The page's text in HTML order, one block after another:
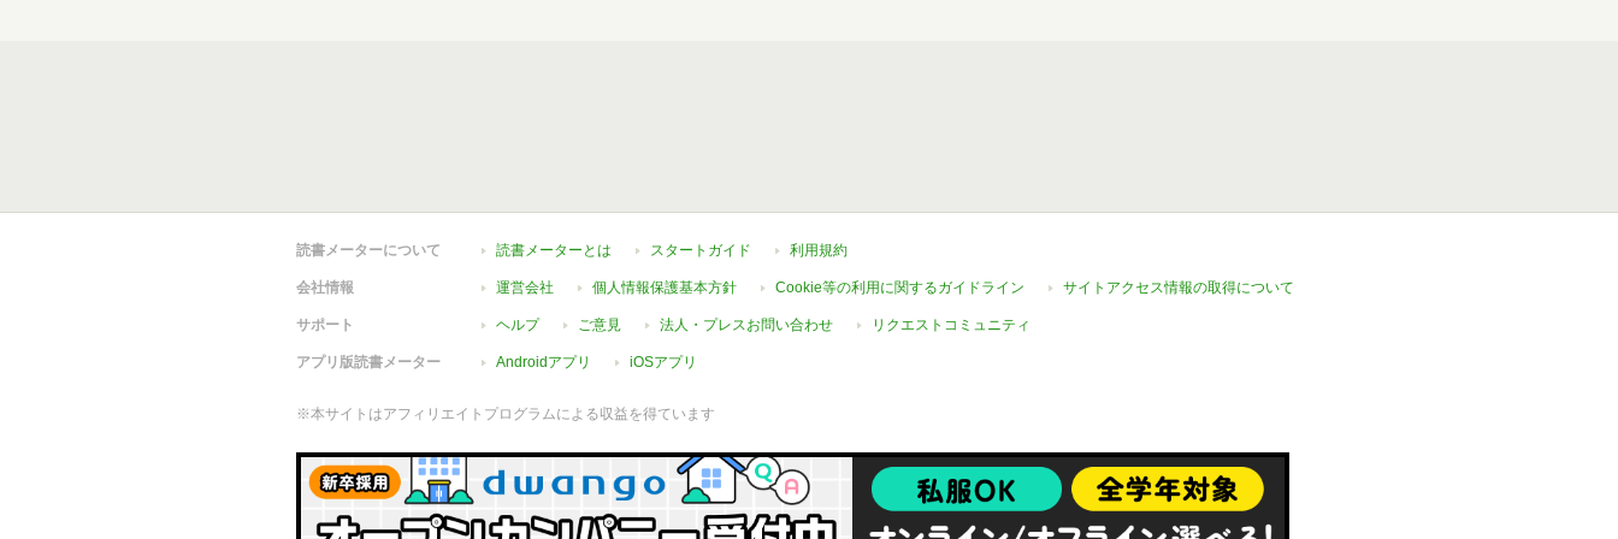
読書メーターについて 読書メーターとは スタートガイド 利用規約
会社情報 運営会社 個人情報保護基本方針 Cookie等の利用に関するガイドライン サイトアクセス情報の取得について
サポート ヘルプ ご意見 法人・プレスお問い合わせ リクエストコミュニティ
アプリ版読書メーター Androidアプリ iOSアプリ
※本サイトはアフィリエイトプログラムによる収益を得ています